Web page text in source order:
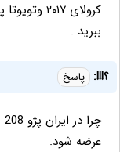
کرولای
ببرید .
؟!!!: پاسخ
عرضه شود.